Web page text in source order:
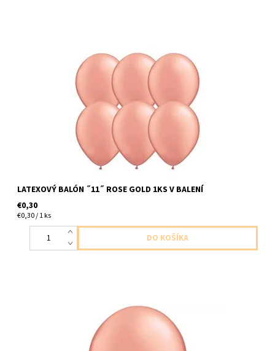
Latexový balón,,11,, ruzovo zlata 1ks v balení velkost 28cm
dodavame nenafukane
LATEXOVÝ BALÓN ˝11˝ ROSE GOLD 1KS V BALENÍ
€0,30
€0,30 / 1 ks
Latexový balón ,,16,, ruzovozlata 1ks v baleni veľkosť 40cm
dodavame nenafukane